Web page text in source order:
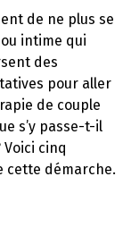
de ne plus se
intime qui
des
pour aller
de couple
s’y passe-t-il
cinq
cette démarche.